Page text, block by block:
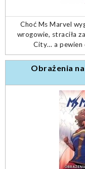
Choć Ms Marvel
wrogowie, straciła
City… a pewien
Obrażenia